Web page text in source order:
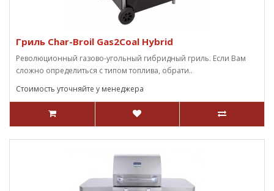
Гриль Char-Broil Gas2Coal Hybrid
Революционный газово-угольный гибридный гриль. Если Вам
сложно определиться с типом топлива, обрати..
Стоимость уточняйте у менеджера